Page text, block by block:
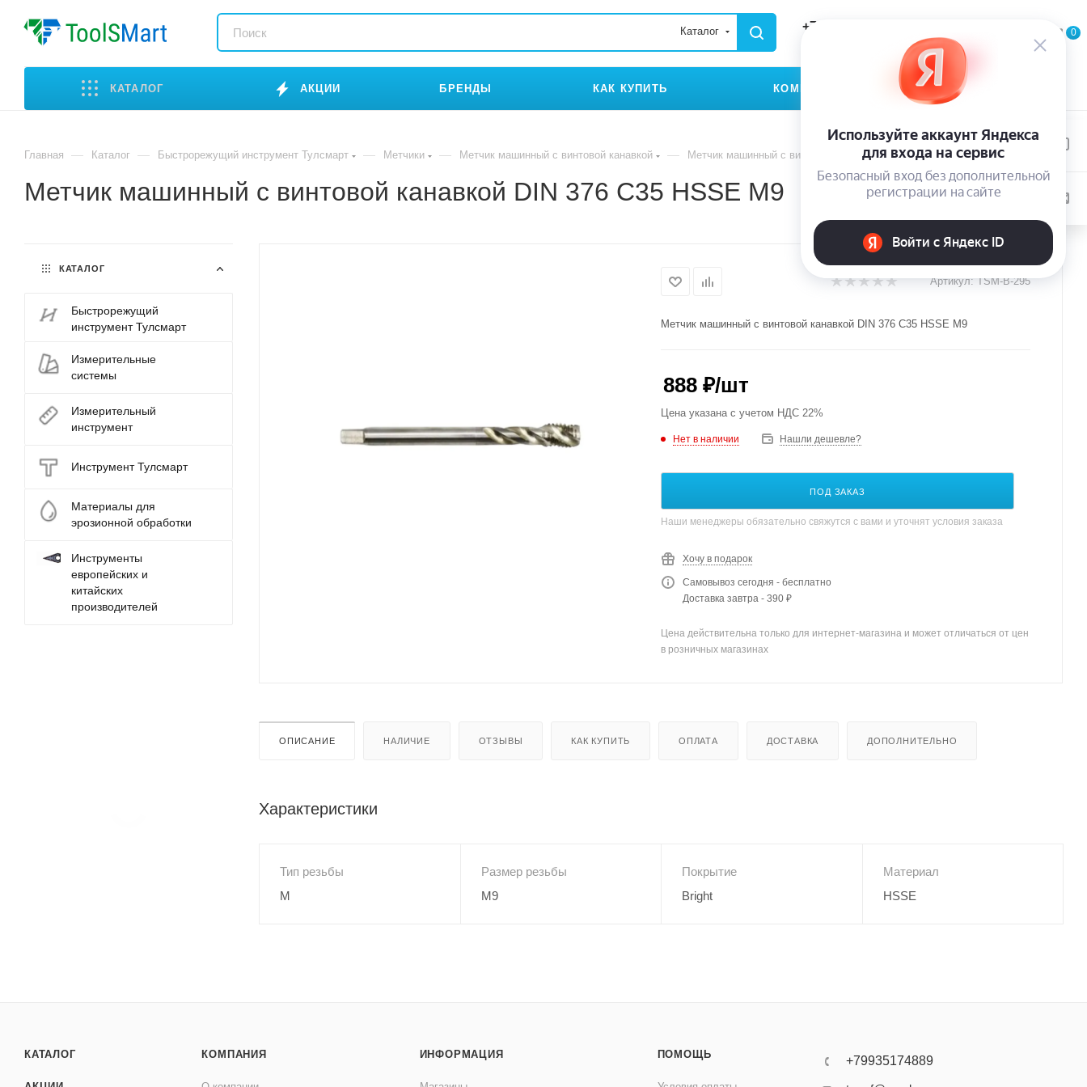
Каталог +79935174889 0
КАТАЛОГ АКЦИИ БРЕНДЫ КАК КУПИТЬ КОМПАНИЯ КОНТАКТЫ
Главная — Каталог — Быстрорежущий инструмент Тулсмарт — Метчики — Метчик машинный с винтовой канавкой — Метчик машинный с винтовой канавкой DIN 376 C35 HSSE M9
Метчик машинный с винтовой канавкой DIN 376 C35 HSSE M9
Артикул: TSM-B-295
Метчик машинный с винтовой канавкой DIN 376 C35 HSSE M9
888 ₽/шт
Цена указана с учетом НДС 22%
Нет в наличии Нашли дешевле?
ПОД ЗАКАЗ
Наши менеджеры обязательно свяжутся с вами и уточнят условия заказа
Хочу в подарок
Самовывоз сегодня - бесплатно
Доставка завтра - 390 ₽
Цена действительна только для интернет-магазина и может отличаться от цен
в розничных магазинах
ОПИСАНИЕ НАЛИЧИЕ ОТЗЫВЫ КАК КУПИТЬ ОПЛАТА ДОСТАВКА ДОПОЛНИТЕЛЬНО
Характеристики
Тип резьбы
M
Размер резьбы
M9
Покрытие
Bright
Материал
HSSE
КАТАЛОГ
Быстрорежущий
инструмент Тулсмарт
Измерительные
системы
Измерительный
инструмент
Инструмент Тулсмарт
Материалы для
эрозионной обработки
Инструменты
европейских и
китайских
производителей
КАТАЛОГ КОМПАНИЯ ИНФОРМАЦИЯ ПОМОЩЬ +79935174889